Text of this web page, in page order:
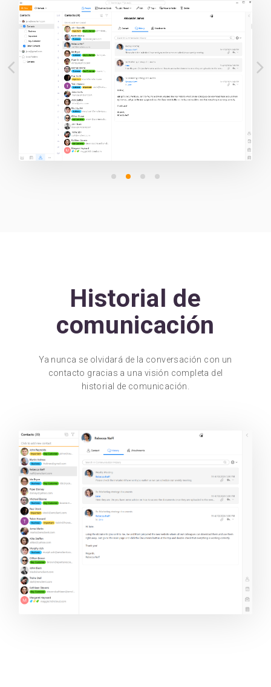
Historial de
comunicación
Ya nunca se olvidará de la conversación con un
contacto gracias a una visión completa del
historial de comunicación.